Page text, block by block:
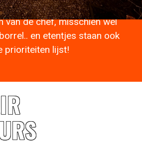
op maandag een
van de chef, misschien wel
en etentjes staan ook
prioriteiten lijst!